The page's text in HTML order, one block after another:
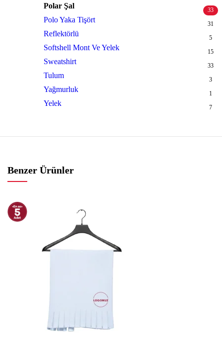
Polar Şal 33
Polo Yaka Tişört 31
Reflektörlü 5
Softshell Mont Ve Yelek 15
Sweatshirt 33
Tulum 3
Yağmurluk 1
Yelek 7
Benzer Ürünler